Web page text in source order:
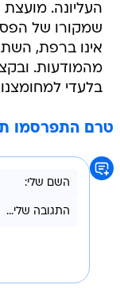
העליונה.
שמקורו של הפס
אינו ברפת,
מהמודעות.
בלעדי
טרם התפרסמו